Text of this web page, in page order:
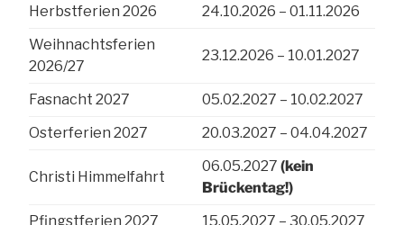
Herbstferien 2026
24.10.2026 – 01.11.2026
Weihnachtsferien
2026/27
23.12.2026 – 10.01.2027
Fasnacht 2027
05.02.2027 – 10.02.2027
Osterferien 2027
20.03.2027 – 04.04.2027
Christi Himmelfahrt
06.05.2027 (kein
Brückentag!)
Pfingstferien 2027
15.05.2027 – 30.05.2027